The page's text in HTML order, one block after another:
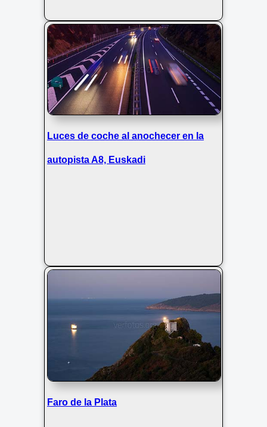
Luces de coche al anochecer en la
autopista A8, Euskadi
Faro de la Plata